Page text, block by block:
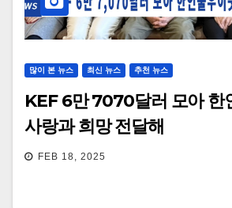
많이 본 뉴스 최신 뉴스 추천 뉴스
KEF 6만 7070달러 모아 한
사랑과 희망 전달해
FEB 18, 2025